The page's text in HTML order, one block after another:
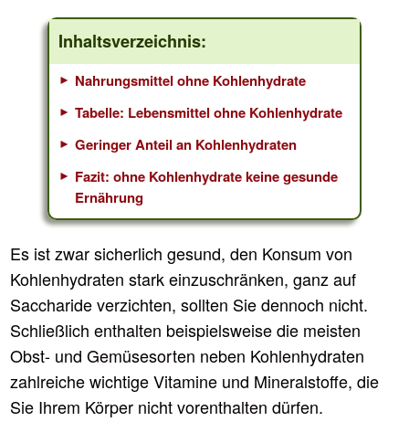
Inhaltsverzeichnis:
Nahrungsmittel ohne Kohlenhydrate
Tabelle: Lebensmittel ohne Kohlenhydrate
Geringer Anteil an Kohlenhydraten
Fazit: ohne Kohlenhydrate keine gesunde
Ernährung
Es ist zwar sicherlich gesund, den Konsum von
Kohlenhydraten stark einzuschränken, ganz auf
Saccharide verzichten, sollten Sie dennoch nicht.
Schließlich enthalten beispielsweise die meisten
Obst- und Gemüsesorten neben Kohlenhydraten
zahlreiche wichtige Vitamine und Mineralstoffe, die
Sie Ihrem Körper nicht vorenthalten dürfen.